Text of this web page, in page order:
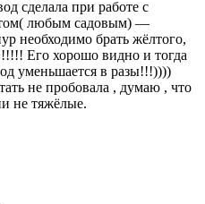
сделала при работе с
любым садовым) —
необходимо брать жёлтого,
Его хорошо видно и тогда
уменьшается в разы!!!))))
не пробовала , думаю , что
не тяжёлые.